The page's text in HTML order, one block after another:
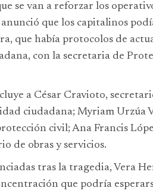
se van a reforzar los
que los capitalinos
que había protocolos de
con la secretaria de
a César Cravioto,
ciudadana; Myriam Urzúa
civil; Ana Francis
de obras y servicios.
tras la tragedia, Vera
que podría